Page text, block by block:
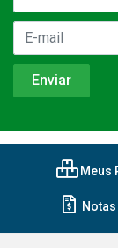
Meus